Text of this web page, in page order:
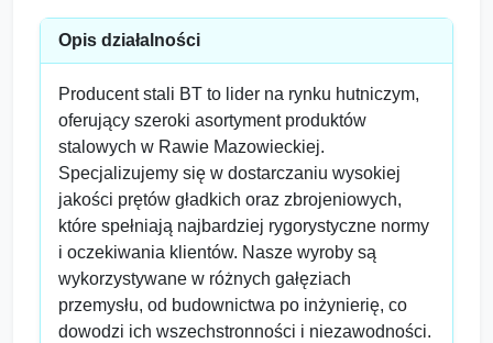
Opis działalności
Producent stali BT to lider na rynku hutniczym,
oferujący szeroki asortyment produktów
stalowych w Rawie Mazowieckiej.
Specjalizujemy się w dostarczaniu wysokiej
jakości prętów gładkich oraz zbrojeniowych,
które spełniają najbardziej rygorystyczne normy
i oczekiwania klientów. Nasze wyroby są
wykorzystywane w różnych gałęziach
przemysłu, od budownictwa po inżynierię, co
dowodzi ich wszechstronności i niezawodności.